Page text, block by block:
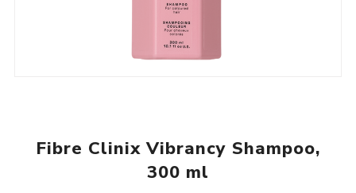
Fibre Clinix Vibrancy Shampoo,
300 ml